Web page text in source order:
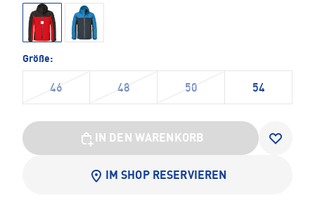
Größe:
46 48 50 54
IN DEN WARENKORB
IM SHOP RESERVIEREN